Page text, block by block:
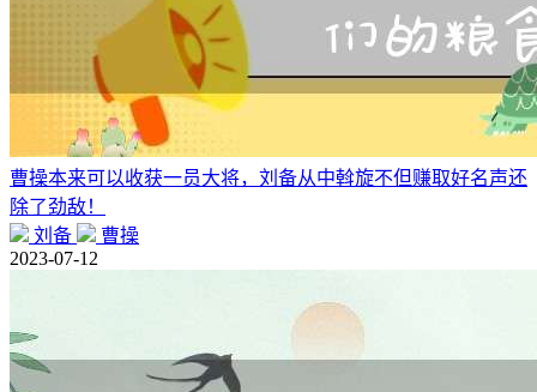
曹操本来可以收获一员大将，刘备从中斡旋不但赚取好名声还
除了劲敌！
刘备
曹操
2023-07-12